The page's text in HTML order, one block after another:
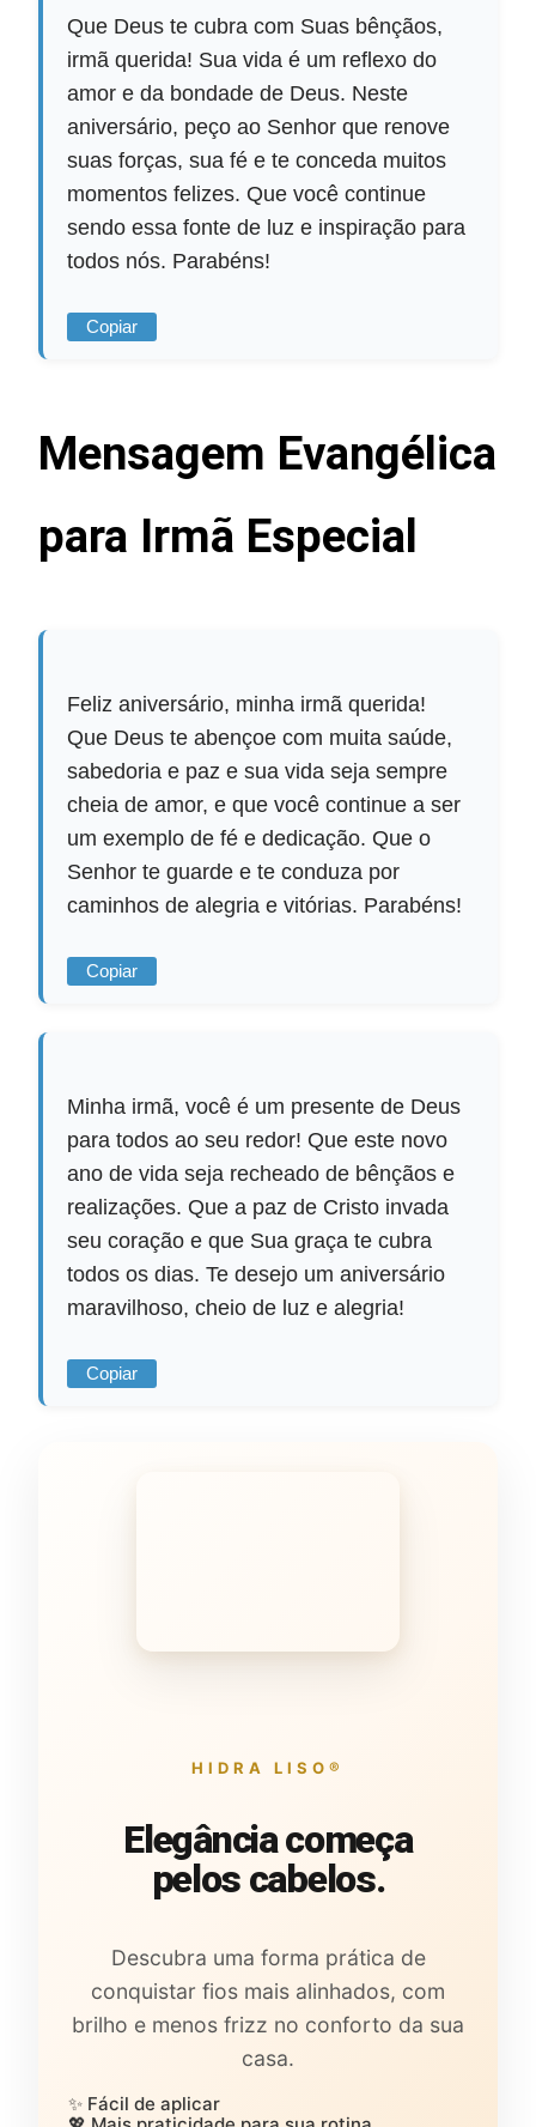
Que Deus te cubra com Suas bênçãos,
irmã querida! Sua vida é um reflexo do
amor e da bondade de Deus. Neste
aniversário, peço ao Senhor que renove
suas forças, sua fé e te conceda muitos
momentos felizes. Que você continue
sendo essa fonte de luz e inspiração para
todos nós. Parabéns!
Copiar
Mensagem Evangélica
para Irmã Especial
Feliz aniversário, minha irmã querida!
Que Deus te abençoe com muita saúde,
sabedoria e paz e sua vida seja sempre
cheia de amor, e que você continue a ser
um exemplo de fé e dedicação. Que o
Senhor te guarde e te conduza por
caminhos de alegria e vitórias. Parabéns!
Copiar
Minha irmã, você é um presente de Deus
para todos ao seu redor! Que este novo
ano de vida seja recheado de bênçãos e
realizações. Que a paz de Cristo invada
seu coração e que Sua graça te cubra
todos os dias. Te desejo um aniversário
maravilhoso, cheio de luz e alegria!
Copiar
HIDRA LISO®
Elegância começa
pelos cabelos.
Descubra uma forma prática de
conquistar fios mais alinhados, com
brilho e menos frizz no conforto da sua
casa.
✨ Fácil de aplicar